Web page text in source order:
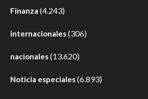
Finanza (4.243)
internacionales(306)
nacionales(13.620)
Noticia especiales(6.893)